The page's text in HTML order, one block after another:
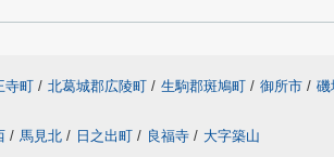
寺町 / 北葛城郡広陵町 / 生駒郡斑鳩町 / 御所市 / 磯
/ 馬見北 / 日之出町 / 良福寺 / 大字築山